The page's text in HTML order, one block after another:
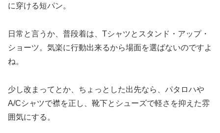
に穿ける短パン。
日常と言うか、普段着は、Tシャツとスタンド・アップ・
ショーツ。気楽に行動出来るから場面を選ばないのですよ
ね。
少し改まってとか、ちょっとした出先なら、パタロハや
A/Cシャツで襟を正し、靴下とシューズで軽さを抑えた雰
囲気にする。